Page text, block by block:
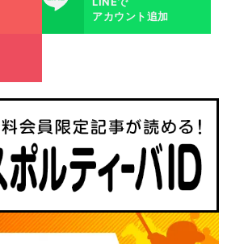
アカウント追加